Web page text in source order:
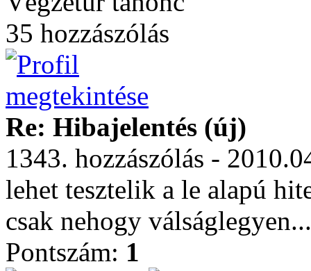
35 hozzászólás
Re: Hibajelentés (új)
1343. hozzászólás -
lehet tesztelik a le alapú
csak nehogy válságlegyen...
Pontszám: 1